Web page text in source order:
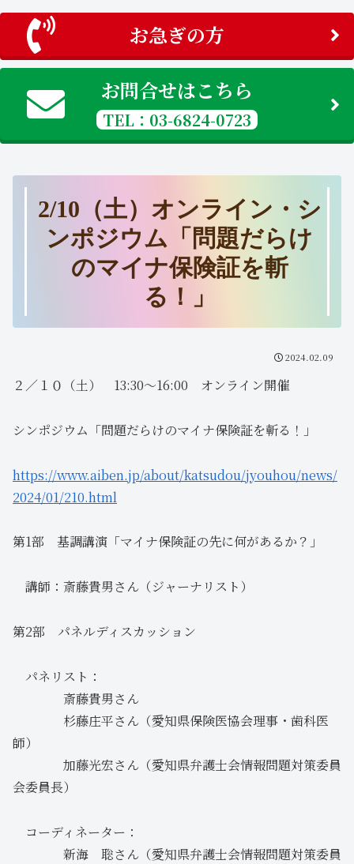
お急ぎの方
お問合せはこちら
TEL：03-6824-0723
2/10（土）オンライン・シ
ンポジウム「問題だらけ
のマイナ保険証を斬
る！」
2024.02.09
２／１０（土） 13:30～16:00 オンライン開催
シンポジウム「問題だらけのマイナ保険証を斬る！」
https://www.aiben.jp/about/katsudou/jyouhou/news/
2024/01/210.html
第1部 基調講演「マイナ保険証の先に何があるか？」
講師：斎藤貴男さん（ジャーナリスト）
第2部 パネルディスカッション
パネリスト：
斎藤貴男さん
杉藤庄平さん（愛知県保険医協会理事・歯科医
師）
加藤光宏さん（愛知県弁護士会情報問題対策委員
会委員長）
コーディネーター：
新海 聡さん（愛知県弁護士会情報問題対策委員